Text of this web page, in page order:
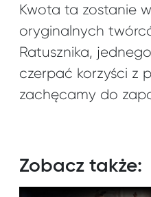
Kwota ta zostanie
oryginalnych
Ratusznika,
czerpać korzyści z
zachęcamy do
Zobacz także: